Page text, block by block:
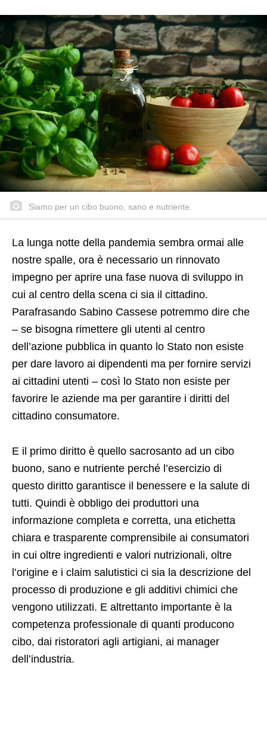
Siamo per un cibo buono, sano e nutriente.
La lunga notte della pandemia sembra ormai alle
nostre spalle, ora è necessario un rinnovato
impegno per aprire una fase nuova di sviluppo in
cui al centro della scena ci sia il cittadino.
Parafrasando Sabino Cassese potremmo dire che
– se bisogna rimettere gli utenti al centro
dell’azione pubblica in quanto lo Stato non esiste
per dare lavoro ai dipendenti ma per fornire servizi
ai cittadini utenti – così lo Stato non esiste per
favorire le aziende ma per garantire i diritti del
cittadino consumatore.
E il primo diritto è quello sacrosanto ad un cibo
buono, sano e nutriente perché l’esercizio di
questo diritto garantisce il benessere e la salute di
tutti. Quindi è obbligo dei produttori una
informazione completa e corretta, una etichetta
chiara e trasparente comprensibile ai consumatori
in cui oltre ingredienti e valori nutrizionali, oltre
l’origine e i claim salutistici ci sia la descrizione del
processo di produzione e gli additivi chimici che
vengono utilizzati. E altrettanto importante è la
competenza professionale di quanti producono
cibo, dai ristoratori agli artigiani, ai manager
dell’industria.